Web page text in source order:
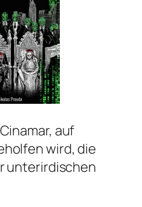
auf
wird, die
unterirdischen